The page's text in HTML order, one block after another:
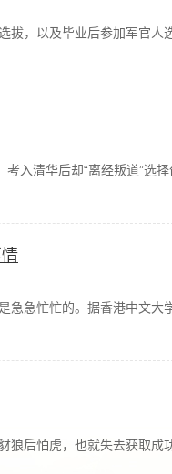
拔，以及毕业后参加军官
考入清华后却“离经叛道”
急急忙忙的。据香港中文
狼后怕虎，也就失去获取